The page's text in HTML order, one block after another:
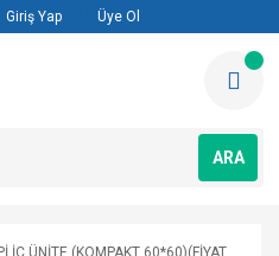
Giriş Yap Üye Ol
ARA